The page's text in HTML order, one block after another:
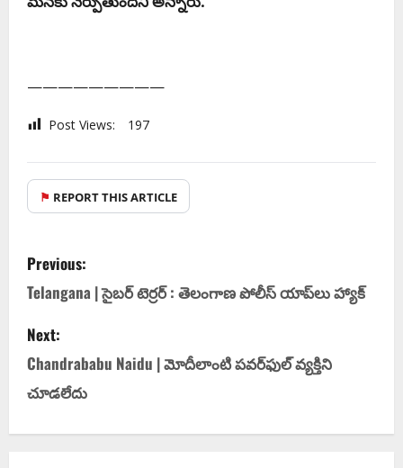
—————————
Post Views: 197
⚑ REPORT THIS ARTICLE
Previous:
Telangana | సైబ‌ర్ టెర్ర‌ర్ : తెలంగాణ పోలీస్ యాప్‌లు హ్యాక్‌
Next:
Chandrababu Naidu | మోదీలాంటి ప‌వ‌ర్‌ఫుల్ వ్య‌క్తిని
చూడ‌లేదు